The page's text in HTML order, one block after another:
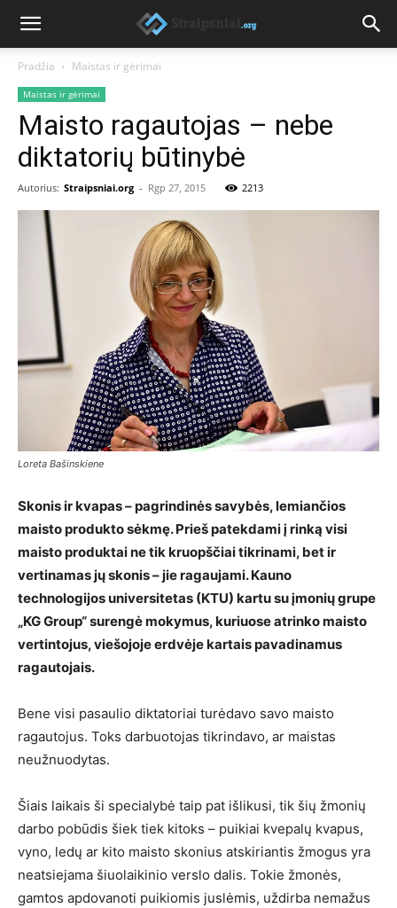
Pradžia Maistas ir gėrimai
Maistas ir gėrimai
Maisto ragautojas – nebe
diktatorių būtinybė
Autorius: Straipsniai.org - Rgp 27, 2015 2213
Loreta Bašinskiene
Skonis ir kvapas – pagrindinės savybės, lemiančios
maisto produkto sėkmę. Prieš patekdami į rinką visi
maisto produktai ne tik kruopščiai tikrinami, bet ir
vertinamas jų skonis – jie ragaujami. Kauno
technologijos universitetas (KTU) kartu su įmonių grupe
„KG Group“ surengė mokymus, kuriuose atrinko maisto
vertintojus, viešojoje erdvėje kartais pavadinamus
ragautojais.
Bene visi pasaulio diktatoriai turėdavo savo maisto
ragautojus. Toks darbuotojas tikrindavo, ar maistas
neužnuodytas.
Šiais laikais ši specialybė taip pat išlikusi, tik šių žmonių
darbo pobūdis šiek tiek kitoks – puikiai kvepalų kvapus,
vyno, ledų ar kito maisto skonius atskiriantis žmogus yra
neatsiejama šiuolaikinio verslo dalis. Tokie žmonės,
gamtos apdovanoti puikiomis juslėmis, uždirba nemažus